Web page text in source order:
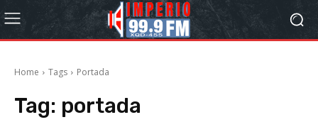
Home Tags Portada
Tag: portada